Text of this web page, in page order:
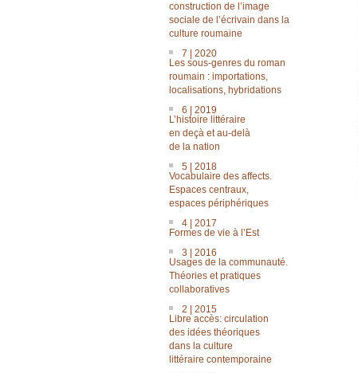
construction de l’image
sociale de l’écrivain dans la
culture roumaine
7 | 2020
Les sous-genres du roman
roumain : importations,
localisations, hybridations
6 | 2019
L’histoire littéraire
en deçà et au-delà
de la nation
5 | 2018
Vocabulaire des affects.
Espaces centraux,
espaces périphériques
4 | 2017
Formes de vie à l’Est
3 | 2016
Usages de la communauté.
Théories et pratiques
collaboratives
2 | 2015
Libre accès: circulation
des idées théoriques
dans la culture
littéraire contemporaine